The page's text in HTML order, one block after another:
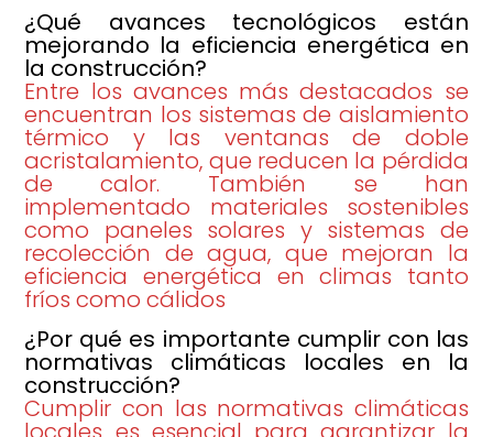
¿Qué avances tecnológicos están
mejorando la eficiencia energética en
la construcción?
Entre los avances más destacados se
encuentran los sistemas de aislamiento
térmico y las ventanas de doble
acristalamiento, que reducen la pérdida
de calor. También se han
implementado materiales sostenibles
como paneles solares y sistemas de
recolección de agua, que mejoran la
eficiencia energética en climas tanto
fríos como cálidos
¿Por qué es importante cumplir con las
normativas climáticas locales en la
construcción?
Cumplir con las normativas climáticas